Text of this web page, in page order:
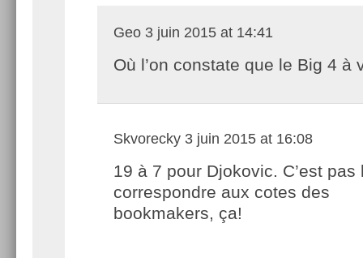
Geo 3 juin 2015 at 14:41
Où l’on constate que le Big 4 à
Skvorecky 3 juin 2015 at 16:08
19 à 7 pour Djokovic. C’est pas
correspondre aux cotes des
bookmakers, ça!